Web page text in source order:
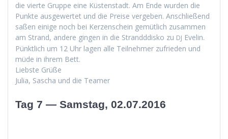
die vierte Gruppe eine Küsten­stadt. Am Ende wur­den die
Punk­te aus­gew­ertet und die Preise vergeben. Anschließend
saßen einige noch bei Kerzen­schein gemütlich zusam­men
am Strand, andere gin­gen in die Strand­ddisko zu DJ Evelin.
Pünk­tlich um 12 Uhr lagen alle Teil­nehmer zufrieden und
müde in ihrem Bett.
Lieb­ste Grüße
Julia, Sascha und die Teamer
Tag 7 — Samstag, 02.07.2016